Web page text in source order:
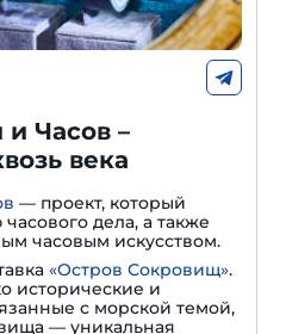
Часов –
века
— проект, который
дела, а также
часовым искусством.
«Остров Сокровищ».
исторические и
с морской темой,
— уникальная